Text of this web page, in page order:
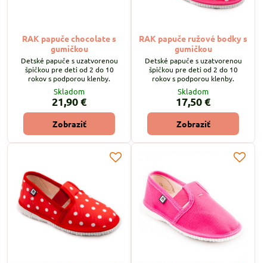
RAK papuče chocolate s
gumičkou
Detské papuče s uzatvorenou
špičkou pre deti od 2 do 10
rokov s podporou klenby.
Skladom
21,90 €
Zobraziť
RAK papuče ružové bodky s
gumičkou
Detské papuče s uzatvorenou
špičkou pre deti od 2 do 10
rokov s podporou klenby.
Skladom
17,50 €
Zobraziť